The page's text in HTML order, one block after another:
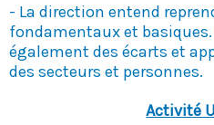
- La direction entend
fondamentaux et basiques.
également des écarts et
des secteurs et personnes.
Activité